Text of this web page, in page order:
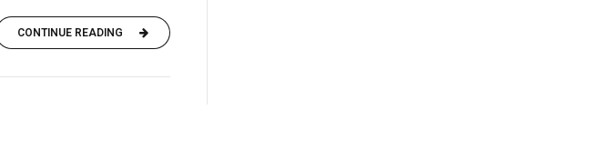
CONTINUE READING